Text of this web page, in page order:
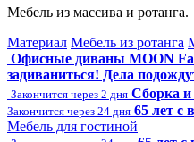
Мебель из массива и ротанга.
Материал Мебель из ротанга
Офисные диваны MOON
задиваниться! Дела
Закончится через 2 дня Сборка и
Закончится через 24 дня 65 лет с
Мебель для гостиной